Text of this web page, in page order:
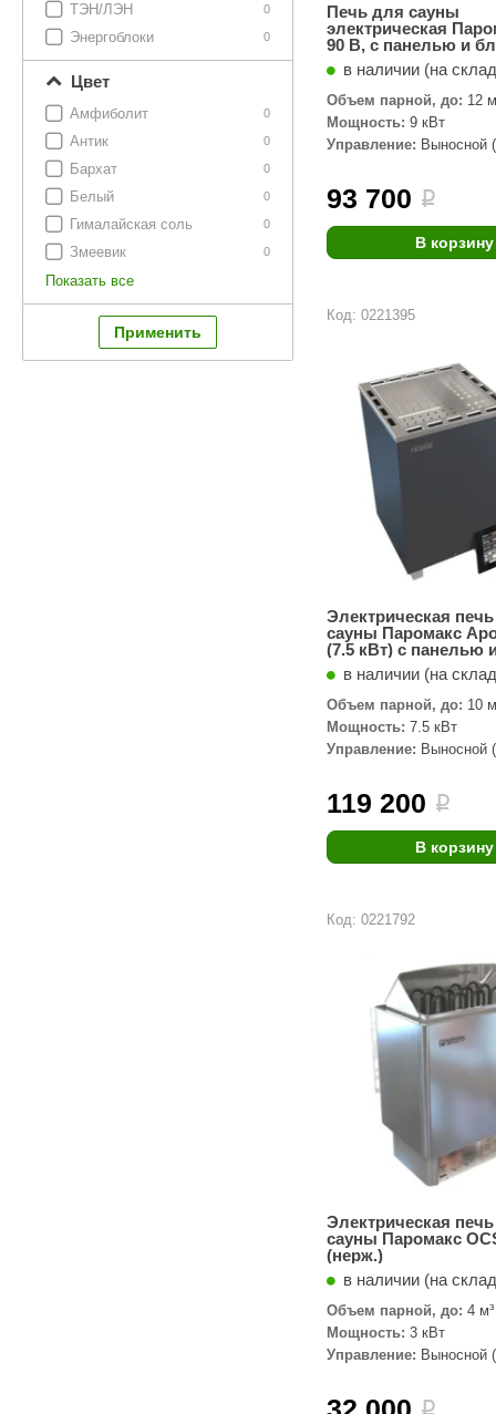
0
ТЭН/ЛЭН
0
Энергоблоки
Цвет
0
Амфиболит
0
Антик
0
Бархат
0
Белый
0
Гималайская соль
0
Змеевик
Показать все
Печь для сауны
электрическая
90 B, с панелью и
в наличии (на
Объем парной, до: 12
Мощность: 9 кВт
Управление: Выносной
93 700 i
В корзину
Код: 0221395
Электрическая
сауны Паромакс
(7.5 кВт) с панелью
управления
в наличии (на
Объем парной, до: 10
Мощность: 7.5 кВт
Управление: Выносной
119 200 i
В корзину
Код: 0221792
Электрическая
сауны Паромакс
(нерж.)
в наличии (на
Объем парной, до: 4 м³
Мощность: 3 кВт
Управление: Выносной
i